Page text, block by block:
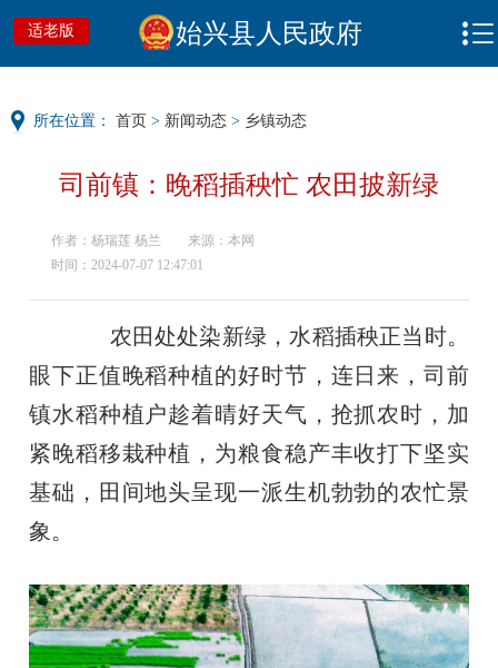
适老版 始兴县人民政府
所在位置： 首页 > 新闻动态 > 乡镇动态
司前镇：晚稻插秧忙 农田披新绿
作者：杨瑞莲 杨兰
来源：本网
时间：2024-07-07 12:47:01
农田处处染新绿，水稻插秧正当时。
眼下正值晚稻种植的好时节，连日来，司前
镇水稻种植户趁着晴好天气，抢抓农时，加
紧晚稻移栽种植，为粮食稳产丰收打下坚实
基础，田间地头呈现一派生机勃勃的农忙景
象。